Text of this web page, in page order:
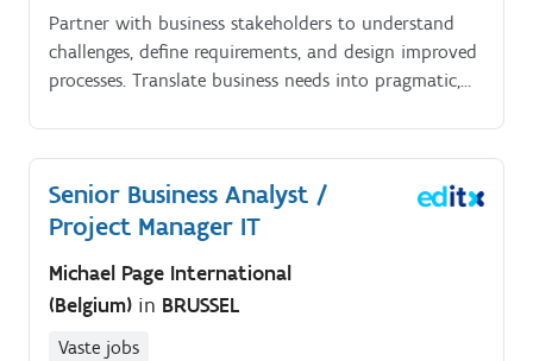
Partner with business stakeholders to understand
challenges, define requirements, and design improved
processes. Translate business needs into pragmatic,
Senior Business Analyst /
Project Manager IT
Michael Page International
(Belgium) in BRUSSEL
Vaste jobs